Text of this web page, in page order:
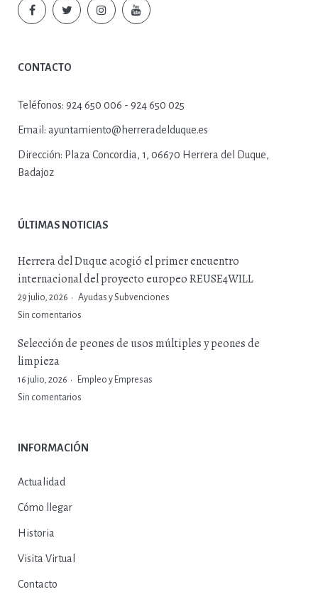
CONTACTO
Teléfonos: 924 650 006 - 924 650 025
Email: ayuntamiento@herreradelduque.es
Dirección: Plaza Concordia, 1, 06670 Herrera del Duque,
Badajoz
ÚLTIMAS NOTICIAS
Herrera del Duque acogió el primer encuentro
internacional del proyecto europeo REUSE4WILL
29 julio, 2026
Ayudas y Subvenciones
Sin comentarios
Selección de peones de usos múltiples y peones de
limpieza
16 julio, 2026
Empleo y Empresas
Sin comentarios
INFORMACIÓN
Actualidad
Cómo llegar
Historia
Visita Virtual
Contacto